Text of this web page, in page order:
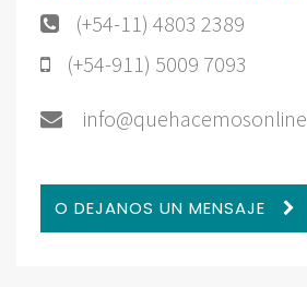
(+54-11) 4803 2389
(+54-911) 5009 7093
O DEJANOS UN MENSAJE